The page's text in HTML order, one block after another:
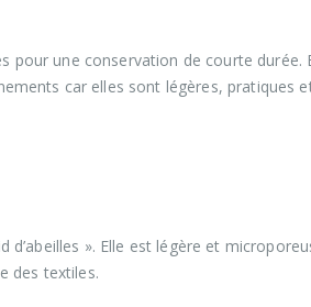
pour une conservation de courte durée.
car elles sont légères, pratiques
d’abeilles ». Elle est légère et
des textiles.